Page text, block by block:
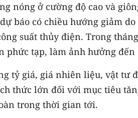
nóng ở cường độ cao và
báo có chiều hướng giảm
suất thủy điện. Trong
tạp, làm ảnh hưởng đến
tỷ giá, giá nhiên liệu, vật tư
thức lớn đối với mục tiêu
trong thời gian tới.